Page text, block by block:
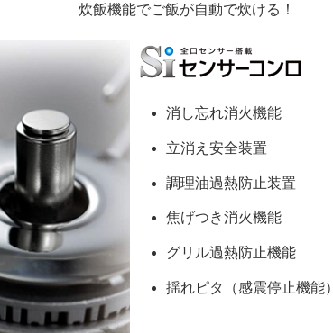
炊飯機能でご飯が自動で炊ける！
消し忘れ消火機能
立消え安全装置
調理油過熱防止装置
焦げつき消火機能
グリル過熱防止機能
揺れピタ（感震停止機能）